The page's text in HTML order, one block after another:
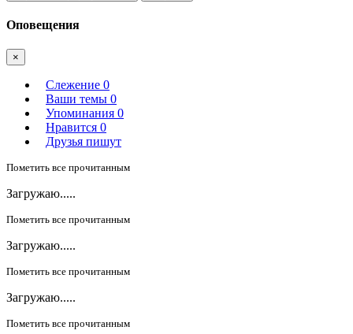
Оповещения
×
Слежение 0
Ваши темы 0
Упоминания 0
Нравится 0
Друзья пишут
Пометить все прочитанным
Загружаю.....
Пометить все прочитанным
Загружаю.....
Пометить все прочитанным
Загружаю.....
Пометить все прочитанным